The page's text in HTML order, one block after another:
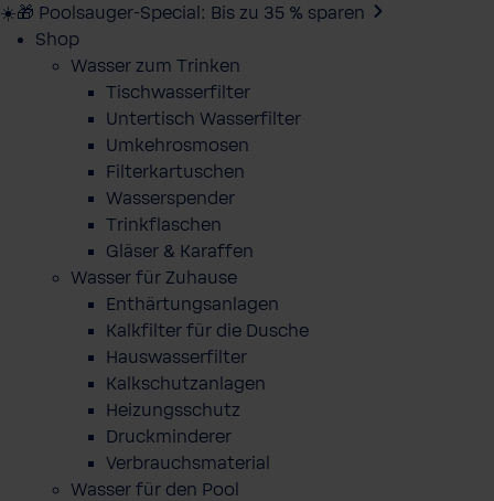
☀️🎁 Poolsauger-Special: Bis zu 35 % sparen
Shop
Wasser zum Trinken
Tischwasserfilter
Untertisch Wasserfilter
Umkehrosmosen
Filterkartuschen
Wasserspender
Trinkflaschen
Gläser & Karaffen
Wasser für Zuhause
Enthärtungsanlagen
Kalkfilter für die Dusche
Hauswasserfilter
Kalkschutzanlagen
Heizungsschutz
Druckminderer
Verbrauchsmaterial
Wasser für den Pool